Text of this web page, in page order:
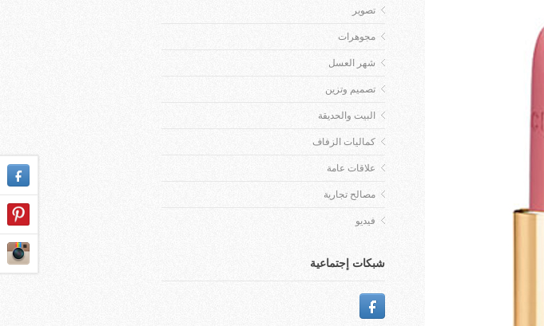
تصوير
مجوهرات
شهر العسل
تصميم وتزين
البيت والحديقة
كماليات الزفاف
علاقات عامة
مصالح تجارية
فيديو
شبكات إجتماعية